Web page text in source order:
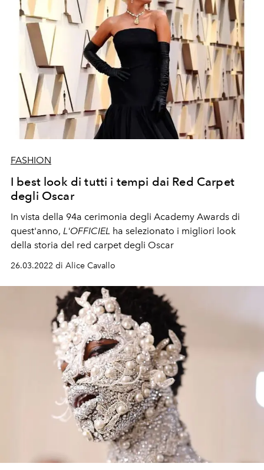
FASHION
I best look di tutti i tempi dai Red Carpet
degli Oscar
In vista della 94a cerimonia degli Academy Awards di
quest'anno, L'OFFICIEL ha selezionato i migliori look
della storia del red carpet degli Oscar
26.03.2022 di Alice Cavallo